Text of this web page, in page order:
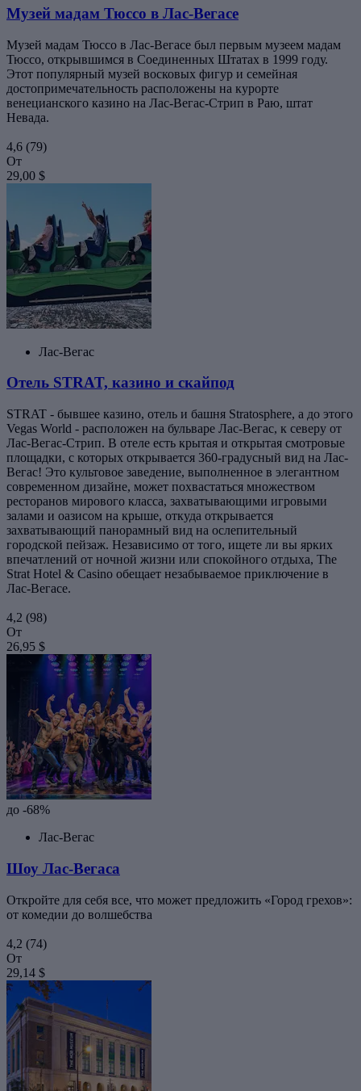
Музей мадам Тюссо в Лас-Вегасе
Музей мадам Тюссо в Лас-Вегасе был первым музеем мадам
Тюссо, открывшимся в Соединенных Штатах в 1999 году.
Этот популярный музей восковых фигур и семейная
достопримечательность расположены на курорте
венецианского казино на Лас-Вегас-Стрип в Раю, штат
Невада.
4,6 (79)
От
29,00 $
Лас-Вегас
Отель STRAT, казино и скайпод
STRAT - бывшее казино, отель и башня Stratosphere, а до этого
Vegas World - расположен на бульваре Лас-Вегас, к северу от
Лас-Вегас-Стрип. В отеле есть крытая и открытая смотровые
площадки, с которых открывается 360-градусный вид на Лас-
Вегас! Это культовое заведение, выполненное в элегантном
современном дизайне, может похвастаться множеством
ресторанов мирового класса, захватывающими игровыми
залами и оазисом на крыше, откуда открывается
захватывающий панорамный вид на ослепительный
городской пейзаж. Независимо от того, ищете ли вы ярких
впечатлений от ночной жизни или спокойного отдыха, The
Strat Hotel & Casino обещает незабываемое приключение в
Лас-Вегасе.
4,2 (98)
От
26,95 $
до -68%
Лас-Вегас
Шоу Лас-Вегаса
Откройте для себя все, что может предложить «Город грехов»:
от комедии до волшебства
4,2 (74)
От
29,14 $